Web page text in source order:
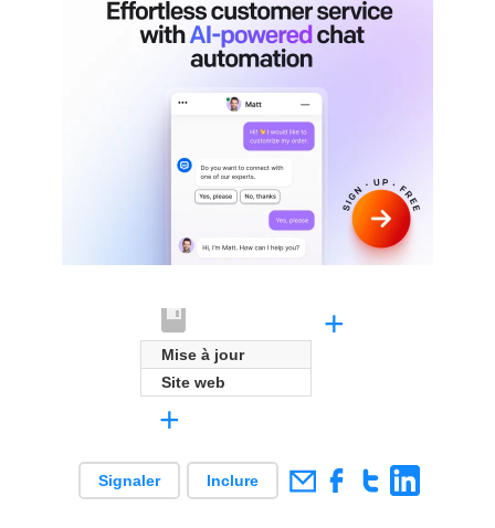
Mise à jour
Site web
+
+
Signaler Inclure